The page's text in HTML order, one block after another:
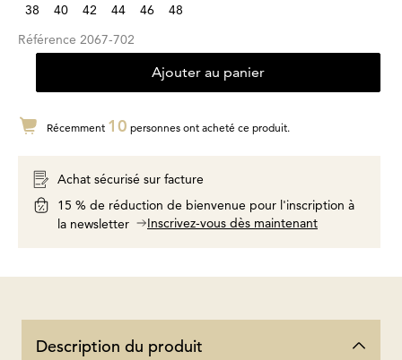
38 40 42 44 46
48
Référence 2067-702
Ajouter au panier
Récemment 10 personnes ont acheté ce produit.
Achat sécurisé sur facture
15 % de réduction de bienvenue pour l'inscription à
la newsletter
Inscrivez-vous dès maintenant
Description du produit